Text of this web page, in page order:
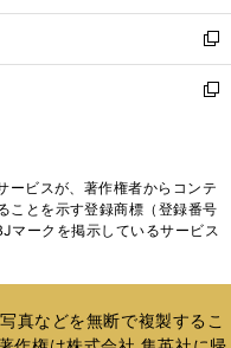
開
く
ウ
で
開
く
ン
ド
ウ
で
ウ
ィ
ン
ド
く
新
し
い
ド
ウ
で
新
ィ
ン
ド
開
く
ービスが、著作権者からコンテ
ことを示す登録商標（登録番号
マークを掲示しているサービス
真などを無断で複製するこ